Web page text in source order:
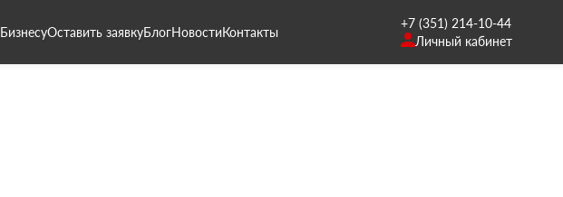
БизнесуОставить заявкуБлогНовостиКонтакты
+7 (351) 214-10-44
Личный кабинет